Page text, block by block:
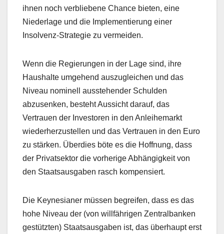
ihnen noch verbliebene Chance bieten, eine
Niederlage und die Implementierung einer
Insolvenz-Strategie zu vermeiden.
Wenn die Regierungen in der Lage sind, ihre
Haushalte umgehend auszugleichen und das
Niveau nominell ausstehender Schulden
abzusenken, besteht Aussicht darauf, das
Vertrauen der Investoren in den Anleihemarkt
wiederherzustellen und das Vertrauen in den Euro
zu stärken. Überdies böte es die Hoffnung, dass
der Privatsektor die vorherige Abhängigkeit von
den Staatsausgaben rasch kompensiert.
Die Keynesianer müssen begreifen, dass es das
hohe Niveau der (von willfährigen Zentralbanken
gestützten) Staatsausgaben ist, das überhaupt erst